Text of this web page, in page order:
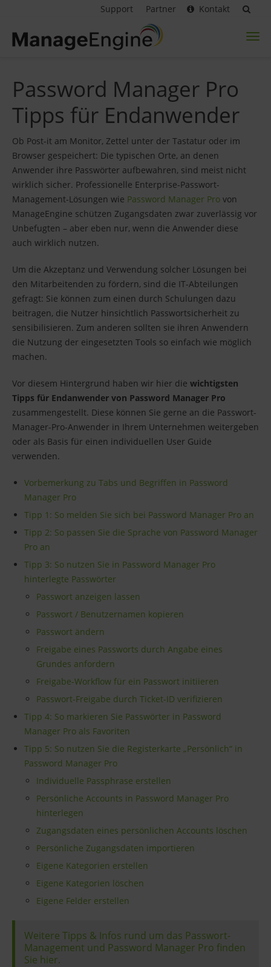
Support Partner Kontakt
Password Manager Pro
Tipps für Endanwender
Ob Post-it am Monitor, Zettel unter der Tastatur oder im
Browser gespeichert: Die typischen Orte, an denen
Anwender ihre Passwörter aufbewahren, sind meist nicht
wirklich sicher. Professionelle Enterprise-Passwort-
Management-Lösungen wie Password Manager Pro von
ManageEngine schützen Zugangsdaten zwar zuverlässig vor
Unbefugten – aber eben nur, wenn die Anwender diese
auch wirklich nutzen.
Um die Akzeptanz und Verwendung solcher Lösungen bei
den Mitarbeitenden zu fördern, sind die IT-Abteilungen
gefragt: Sie können zum einen durch Schulungen dazu
beitragen, die Nutzer hinsichtlich Passwortsicherheit zu
sensibilisieren. Zum anderen sollten sie ihren Anwendern
die Nutzung der eingesetzten Tools so einfach wie möglich
machen.
Vor diesem Hintergrund haben wir hier die wichtigsten
Tipps für Endanwender von Password Manager Pro
zusammengestellt. Diese können Sie gerne an die Passwort-
Manager-Pro-Anwender in Ihrem Unternehmen weitergeben
oder als Basis für einen individuellen User Guide
verwenden.
Vorbemerkung zu Tabs und Begriffen in Password
Manager Pro
Tipp 1: So melden Sie sich bei Password Manager Pro an
Tipp 2: So passen Sie die Sprache von Password Manager
Pro an
Tipp 3: So nutzen Sie in Password Manager Pro
hinterlegte Passwörter
Passwort anzeigen lassen
Passwort / Benutzernamen kopieren
Passwort ändern
Freigabe eines Passworts durch Angabe eines
Grundes anfordern
Freigabe-Workflow für ein Passwort initiieren
Passwort-Freigabe durch Ticket-ID verifizieren
Tipp 4: So markieren Sie Passwörter in Password
Manager Pro als Favoriten
Tipp 5: So nutzen Sie die Registerkarte „Persönlich“ in
Password Manager Pro
Individuelle Passphrase erstellen
Persönliche Accounts in Password Manager Pro
hinterlegen
Zugangsdaten eines persönlichen Accounts löschen
Persönliche Zugangsdaten importieren
Eigene Kategorien erstellen
Eigene Kategorien löschen
Eigene Felder erstellen
Weitere Tipps & Infos rund um das Passwort-
Management und Password Manager Pro finden
Sie hier.